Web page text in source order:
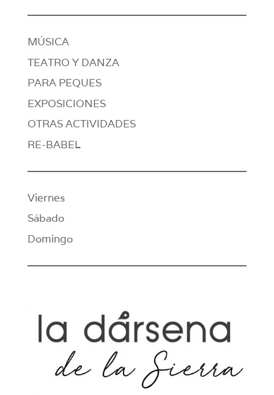
MÚSICA
TEATRO Y DANZA
PARA PEQUES
EXPOSICIONES
OTRAS ACTIVIDADES
RE-BABEL
Viernes
Sábado
Domingo